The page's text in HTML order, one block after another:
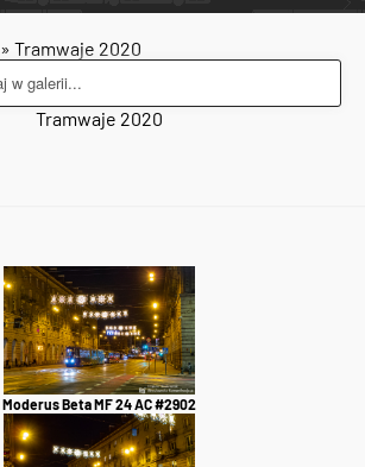
» Tramwaje 2020
Tramwaje 2020
Moderus Beta MF 24 AC #2902